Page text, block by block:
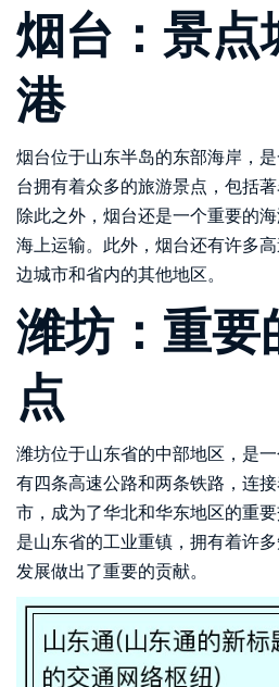
烟台：景点
港
烟台位于山东半岛的东部海岸，
台拥有着众多的旅游景点，包括著
除此之外，烟台还是一个重要的
海上运输。此外，烟台还有许多
边城市和省内的其他地区。
潍坊：重要
点
潍坊位于山东省的中部地区，是
有四条高速公路和两条铁路，连
市，成为了华北和华东地区的重
是山东省的工业重镇，拥有着许
发展做出了重要的贡献。